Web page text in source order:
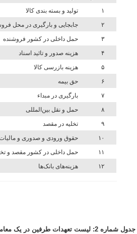
تولید و بسته بندی کالا
جابجایی و بارگیری در محل فروشنده
حمل داخلی در کشور فروشنده
هزینه صدور و تائید اسناد
هزینه بازرسی کالا
بارگیری در مبداء
حمل و نقل بین‌المللی
تخلیه در مقصد
حقوق ورودی و صدوری و مالیات
حمل داخلی در کشور مقصد و تخلیه در
هزینه‌های بانک‌ها
بین‌المللی در اینکوترمز 2020